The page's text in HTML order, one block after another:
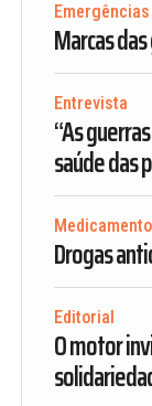
Marcas
Entrevista
“As
saúde das
Drogas
Editorial
O motor